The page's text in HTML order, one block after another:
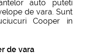
auto puteti
de vara. Sunt
Cooper in
de vara